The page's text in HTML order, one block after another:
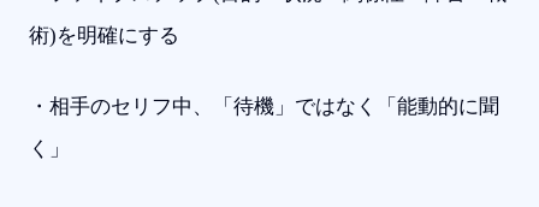
術)を明確にする
・相手のセリフ中、「待機」ではなく「能動的に聞
く」